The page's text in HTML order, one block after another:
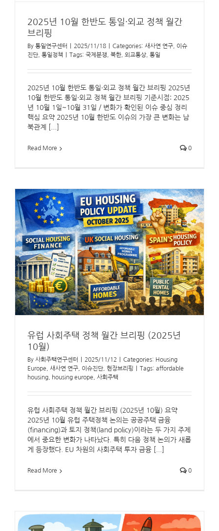
2025년 10월 한반도 통일·외교 정책 월간
브리핑
By 통일연구센터 2025/11/18 Categories: 새사연 연구
이슈
진단 통일정책 Tags: 국제분쟁 북한 외교통상 통일
2025년 10월 한반도 통일·외교 정책 월간 브리핑 2025년
10월 한반도 통일·외교 정책 월간 브리핑 기준시점: 2025
년 10월 1일~10월 31일 / 변화가 확인된 이슈 중심 정리
핵심 요약 2025년 10월 한반도 이슈의 가장 큰 변화는 남
북관계 [...]
Read More 0
유럽 사회주택 정책 월간 브리핑 (2025년
10월)
By 사회주택연구센터 2025/11/12 Categories: Housing
Europe
새사연 연구 이슈진단 현장브리핑 Tags: affordable
housing
housing europe 사회주택
유럽 사회주택 정책 월간 브리핑 (2025년 10월) 요약
2025년 10월 유럽 주택정책 논의는 공공주택 금융
(financing)과 토지 정책(land policy)이라는 두 가지 주제
에서 중요한 변화가 나타났다. 특히 다음 정책 논의가 새롭
게 등장했다. EU 차원의 사회주택 투자 금융 [...]
Read More 0